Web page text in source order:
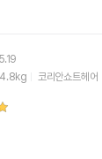
4.8kg 코리안쇼트헤어